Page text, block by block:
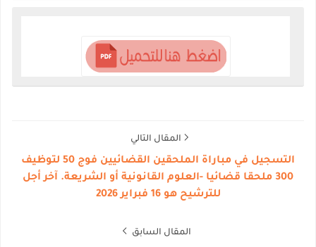
المقال التالي
التسجيل في مباراة الملحقين القضائيين فوج 50 لتوظيف
300 ملحقا قضائيا -العلوم القانونية أو الشريعة. آخر أجل
للترشيح هو 16 فبراير 2026
المقال السابق